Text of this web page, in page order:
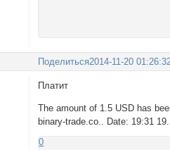
Поделиться2014-11-20
Платит
The amount of 1.5 USD has
binary-trade.co.. Date: 19:31
0